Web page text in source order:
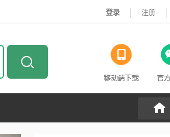
登录 注册